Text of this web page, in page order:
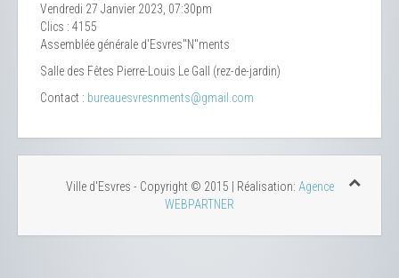
Vendredi 27 Janvier 2023, 07:30pm
Clics : 4155
Assemblée générale d'Esvres"N"ments
Salle des Fêtes Pierre-Louis Le Gall (rez-de-jardin)
Contact : bureauesvresnments@gmail.com
Ville d'Esvres - Copyright © 2015 | Réalisation: Agence
WEBPARTNER